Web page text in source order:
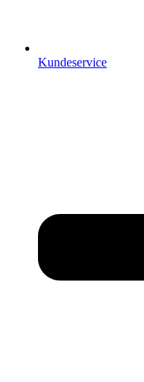
Kundeservice